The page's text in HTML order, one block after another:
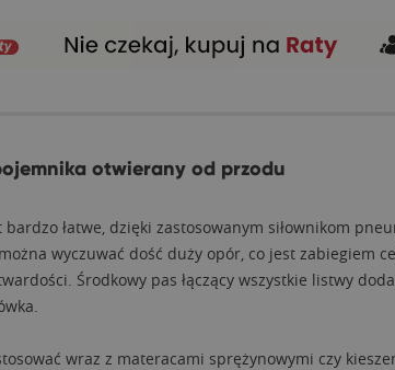
otwierany od przodu
bardzo łatwe, dzięki zastosowanym siłownikom
wyczuwać dość duży opór, co jest zabiegiem
Środkowy pas łączący wszystkie listwy
wraz z materacami sprężynowymi czy